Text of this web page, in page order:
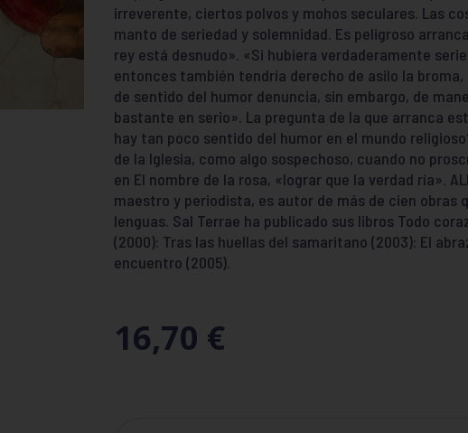
irreverente, ciertos polvos y mohos seculares. Las
manto de seriedad y solemnidad. Es peligroso
rey está desnudo». «Si hubiera verdaderamente
entonces también tendría derecho de asilo la broma,
de sentido del humor denuncia, sin embargo, de
bastante en serio». La pregunta de la que arranca
hay tan poco sentido del humor en el mundo
de la Iglesia, como algo sospechoso, cuando no
en El nombre de la rosa, «lograr que la verdad ría».
maestro y periodista, es autor de más de cien obras
lenguas. Sal Terrae ha publicado sus libros Todo
(2000): Tras las huellas del samaritano (2003): El
encuentro (2005).
16,70 €